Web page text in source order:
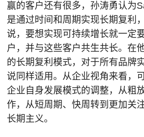
赢的客户还有很多，孙涛勇认为
是通过时间和周期实现长期复利
说，要想实现可持续增长就一定
户，并与这些客户共生共长。在
的长期复利模式，对于所有品牌
说同样适用。从企业视角来看，
企业自身发展模式的调整，从粗
作，从短周期、快周转到更加关
长期主义。